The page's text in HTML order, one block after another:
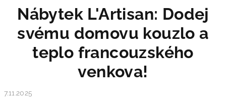
košík
Nábytek L'Artisan: Dodej
svému domovu kouzlo a
teplo francouzského
venkova!
7.11.2025